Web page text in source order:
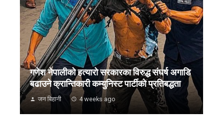
गणेश नेपालीको हत्यारो सरकारका विरुद्ध संघर्ष अगाडि
बढाउने क्रान्तिकारी कम्युनिस्ट पार्टीको प्रतिबद्धता
जन बिहानी 4 weeks ago